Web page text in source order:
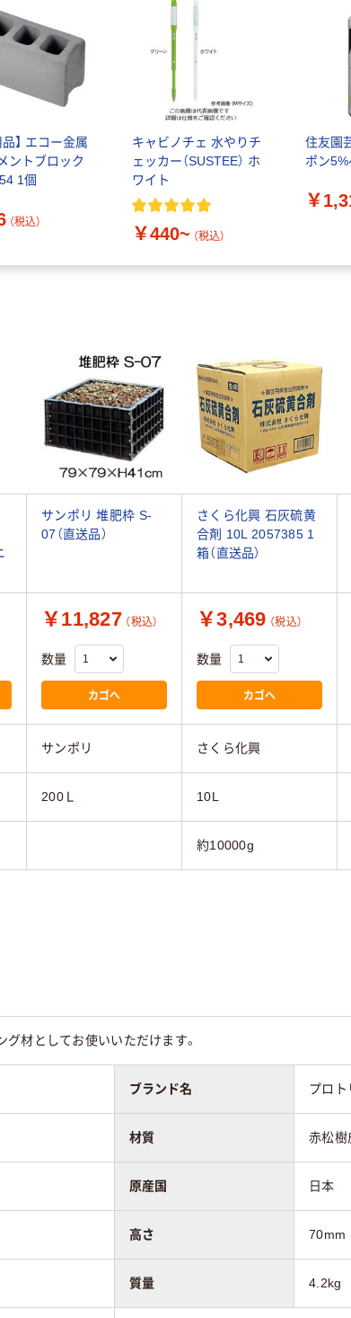
品】 エコー金属
ントブロック
1個
（税込）
キャビノチェ 水やりチ
ェッカー（SUSTEE） ホ
ワイト
￥440~ （税込）
住友園
ポン5%
￥
サンポリ 堆肥枠 S-
07（直送品）
さくら化興 石灰硫黄
合剤 10L 2057385 1
箱（直送品）
￥11,827 （税込）
数量
カゴへ
￥3,469 （税込）
数量
カゴへ
サンポリ さくら化興
200Ｌ 10L
約10000g
材としてお使いいただけます。
ブランド名 プロト
材質 赤松樹
原産国 日本
高さ 70mm
質量 4.2kg